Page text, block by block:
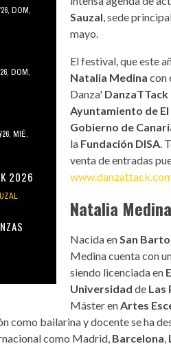
, DOM,
, DOM,
26, MIÉ,
2026
Sauzal , sede
mayo.
El festival, que este
Natalia Medina con
Danza' DanzaTTack
Ayuntamiento de El
Gobierno de
la Fundación DISA.
venta de entradas
Natalia Medina
Nacida en San
Medina cuenta con
siendo licenciada en
Universidad de Las
Máster en Artes
como bailarina y docente se ha
como Madrid, Barcelona